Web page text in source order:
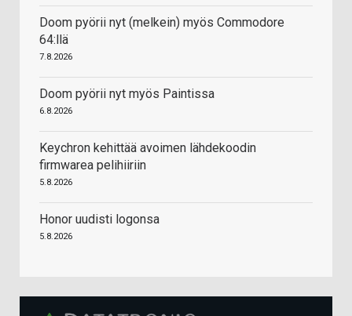
Doom pyörii nyt (melkein) myös Commodore
64:llä
7.8.2026
Doom pyörii nyt myös Paintissa
6.8.2026
Keychron kehittää avoimen lähdekoodin
firmwarea pelihiiriin
5.8.2026
Honor uudisti logonsa
5.8.2026